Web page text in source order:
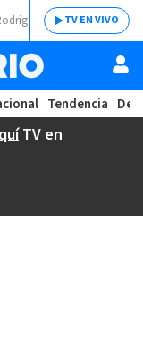
ChavesTV EN VIVO
Tendencia
TV en